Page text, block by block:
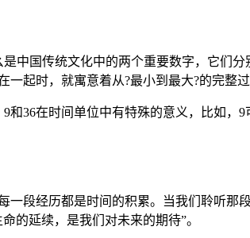
中国传统文化中的两个重要数字，它们
起时，就寓意着从?最小到最大?的完整
36在时间单位中有特殊的意义，比如，
段经历都是时间的积累。当我们聆听
的延续，是我们对未来的期待”。